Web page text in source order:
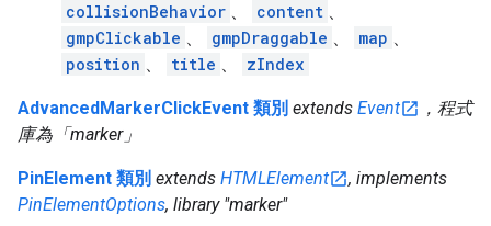
collisionBehavior 、 content 、
gmpClickable 、 gmpDraggable 、 map 、
position 、 title 、 zIndex
AdvancedMarkerClickEvent 類別 extends Event
，程式
庫為「marker」
PinElement 類別 extends HTMLElement
, implements
PinElementOptions, library "marker"